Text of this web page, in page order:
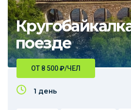
поезде
ОТ 8 500₽/ЧЕЛ
1 день